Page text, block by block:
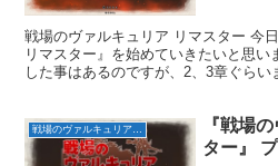
戦場のヴァルキュリア リマスター 今
リマスター』を始めていきたいと思い
した事はあるのですが、2、3章ぐら
戦場のヴァルキュリア リマスター
『戦場
ター』